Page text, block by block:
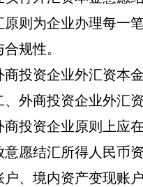
原则为企业办理每一
规性。
商投资企业外汇资本
、外商投资企业外汇
商投资企业原则上应
意愿结汇所得人民币
户、境内资产变现账